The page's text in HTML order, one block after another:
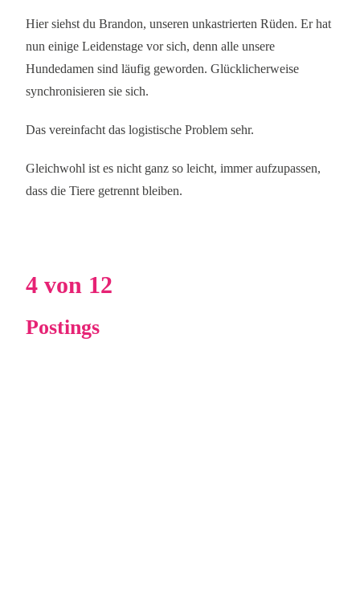
Hier siehst du Brandon, unseren unkastrierten Rüden. Er hat
nun einige Leidenstage vor sich, denn alle unsere
Hundedamen sind läufig geworden. Glücklicherweise
synchronisieren sie sich.
Das vereinfacht das logistische Problem sehr.
Gleichwohl ist es nicht ganz so leicht, immer aufzupassen,
dass die Tiere getrennt bleiben.
4 von 12
Postings